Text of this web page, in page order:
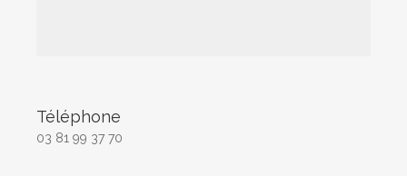
Téléphone
03 81 99 37 70